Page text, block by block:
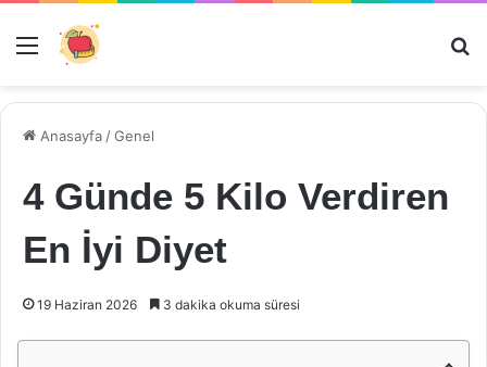
Menü
Anasayfa /Genel
4 Günde 5 Kilo Verdiren
En İyi Diyet
19 Haziran 2026 3 dakika okuma süresi